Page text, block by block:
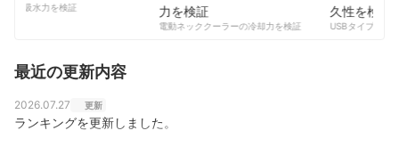
コンテンツ制作チームのプロフィール
の吸水力を検証
電動ネッククーラーの冷却力を検証
USBタイプCケー
最近の更新内容
2026.07.27 更新
ランキングを更新しました。